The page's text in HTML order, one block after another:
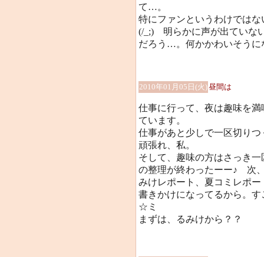
て…。
特にファンというわけでは
(/_;) 明らかに声が出ていな
だろう…。何かかわいそうに
2010年01月05日(火)昼間は
仕事に行って、夜は趣味を
ています。
仕事があと少しで一区切り
頑張れ、私。
そして、趣味の方はさっき
の整理が終わったーー♪ 次
みけレポート、夏コミレポ
書きかけになってるから。
☆ミ
まずは、るみけから？？